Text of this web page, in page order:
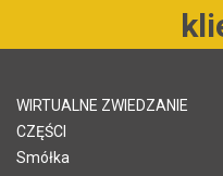
WIRTUALNE ZWIEDZANIE
CZĘŚCI
Smółka